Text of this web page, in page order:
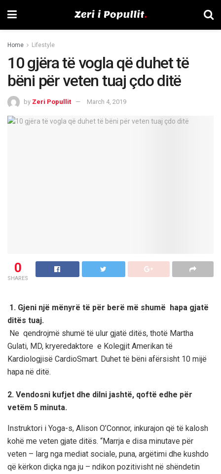
Home Lifestyle
10 gjëra të vogla që duhet të
bëni për veten tuaj çdo ditë
by Zeri Popullit March 4, 2019
0
SHARES
1. Gjeni një mënyrë të për berë më shumë hapa gjatë
ditës tuaj.
Ne qendrojmë shumë të ulur gjatë ditës, thotë Martha
Gulati, MD, kryeredaktore e Kolegjit Amerikan të
Kardiologjisë CardioSmart. Duhet të bëni afërsisht 10 mijë
hapa në ditë.
2. Vendosni kufjet dhe dilni jashtë, qoftë edhe për
vetëm 5 minuta.
Instruktori i Yoga-s, Alison O’Connor, inkurajon që të kalosh
kohë me veten gjate ditës. “Marrja e disa minutave për
veten – larg nga mediat sociale, puna, argëtimi dhe kushdo
që kërkon diçka nga ju – ndikon pozitivisht në shëndetin